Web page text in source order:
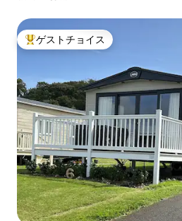
大好評のゲストチョイスです。
ゲストチョイス